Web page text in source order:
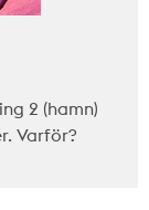
2 (hamn)
Varför?